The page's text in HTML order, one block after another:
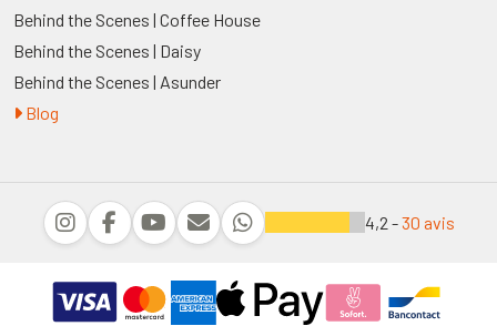
Behind the Scenes | Coffee House
Behind the Scenes | Daisy
Behind the Scenes | Asunder
Blog
4,2 -30 avis